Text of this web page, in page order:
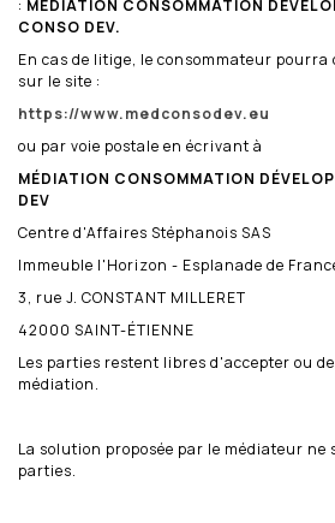
: MÉDIATION CONSOMMATION
CONSO DEV.
En cas de litige, le consommateur pourra
sur le site :
https://www.medconsodev.eu
ou par voie postale en écrivant à
MÉDIATION CONSOMMATION
DEV
Centre d'Affaires Stéphanois SAS
Immeuble l'Horizon - Esplanade de
3, rue J. CONSTANT MILLERET
42000 SAINT-ÉTIENNE
Les parties restent libres d'accepter ou
médiation.
La solution proposée par le médiateur ne
parties.